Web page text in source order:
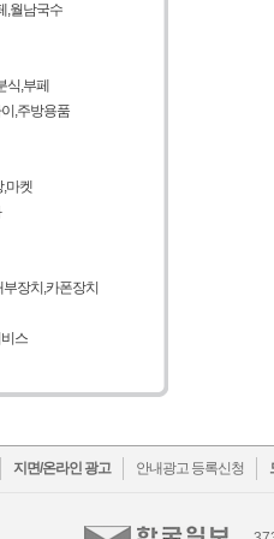
,월남국수
식,부페
,주방용품
마켓
장치,카폰장치
스
지면/온라인 광고 안내광고 등록신청
facebook
twitter